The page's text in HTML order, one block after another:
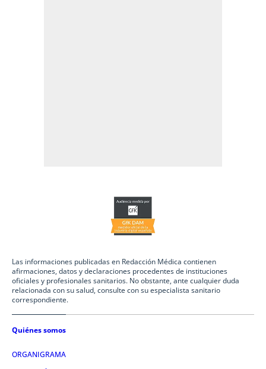
Las informaciones publicadas en Redacción Médica contienen
afirmaciones, datos y declaraciones procedentes de instituciones
oficiales y profesionales sanitarios. No obstante, ante cualquier duda
relacionada con su salud, consulte con su especialista sanitario
correspondiente.
Quiénes somos
ORGANIGRAMA